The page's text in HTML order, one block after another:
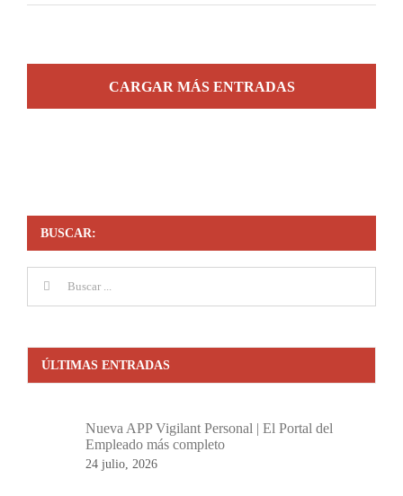
EN
CARGAR MÁS ENTRADAS
BUSCAR:
ÚLTIMAS ENTRADAS
Nueva APP Vigilant Personal | El Portal del
Empleado más completo
24 julio, 2026